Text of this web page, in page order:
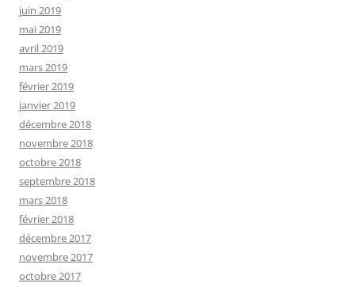
juin 2019
mai 2019
avril 2019
mars 2019
février 2019
janvier 2019
décembre 2018
novembre 2018
octobre 2018
septembre 2018
mars 2018
février 2018
décembre 2017
novembre 2017
octobre 2017